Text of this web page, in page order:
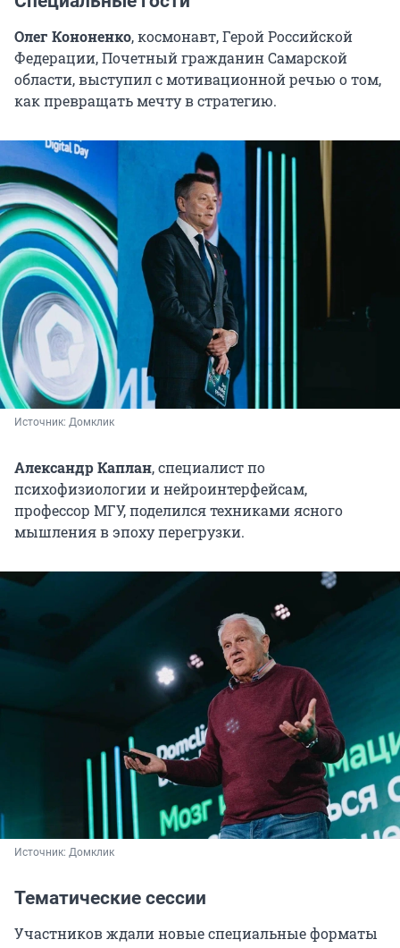
Ксения Плешкова
, коммерческий директор,
Единый ресурс застройщиков;
Алексей Попов, главный аналитик, «Циан»;
директоров, DARS;
Алена Уварова , директор юридического
управления, Домклик;
Дмитрий Штурмин, территориальный
менеджер Управления финансирования
недвижимости Поволжского банка
Сбербанка.
Олег Кононенко, космонавт, Герой Российской
Федерации, Почетный гражданин Самарской
области, выступил с мотивационной речью о том,
как превращать мечту в стратегию.
Источник: Домклик
Александр Каплан, специалист по
психофизиологии и нейроинтерфейсам,
профессор МГУ, поделился техниками ясного
мышления в эпоху перегрузки.
Источник: Домклик
Тематические сессии
Участников ждали новые специальные форматы